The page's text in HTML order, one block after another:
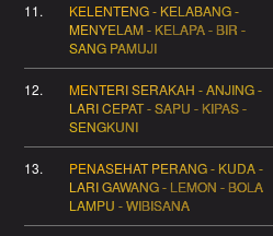
11.
KELENTENG - KELABANG -
MENYELAM - KELAPA - BIR -
SANG PAMUJI
12.
MENTERI SERAKAH - ANJING -
LARI CEPAT - SAPU - KIPAS -
SENGKUNI
13.
PENASEHAT PERANG - KUDA -
LARI GAWANG - LEMON - BOLA
LAMPU - WIBISANA